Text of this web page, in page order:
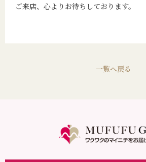
ご来店、心よりお待ちしております。
一覧へ戻る